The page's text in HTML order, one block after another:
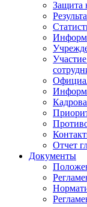
Защита
Отчет
Документы